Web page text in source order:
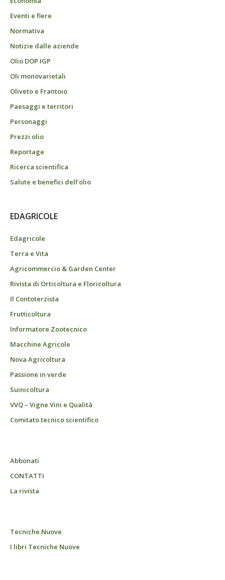
Eventi e fiere
Normativa
Notizie dalle aziende
Olio DOP IGP
Oli monovarietali
Oliveto e Frantoio
Paesaggi e territori
Personaggi
Prezzi olio
Reportage
Ricerca scientifica
Salute e benefici dell’olio
EDAGRICOLE
Edagricole
Terra e Vita
Agricommercio & Garden Center
Rivista di Orticoltura e Floricoltura
Il Contoterzista
Frutticoltura
Informatore Zootecnico
Macchine Agricole
Nova Agricoltura
Passione in verde
Suinicoltura
VVQ – Vigne Vini e Qualità
Comitato tecnico scientifico
Abbonati
CONTATTI
La rivista
Tecniche Nuove
I libri Tecniche Nuove